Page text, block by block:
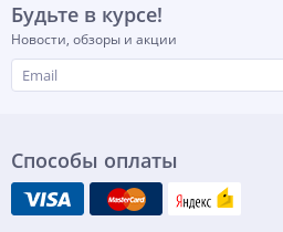
Будьте в курсе!
Новости, обзоры и акции
Способы оплаты